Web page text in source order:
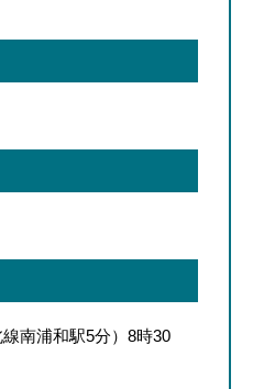
南浦和駅5分）8時30